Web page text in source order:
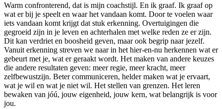
Warm confronterend, dat is mijn coachstijl. En ik graaf. Ik graaf op
wat er bij je speelt en waar het vandaan komt. Door te voelen waar
iets vandaan komt krijgt dat stuk erkenning. Overtuigingen die
gegroeid zijn in je leven en achterhalen met welke reden ze er zijn.
Dit kan verdriet en boosheid geven, maar ook begrip naar jezelf.
Vanuit erkenning streven we naar in het hier-en-nu herkennen wat er
gebeurt met je, wat er geraakt wordt. Het maken van andere keuzes
die andere resultaten geven: meer regie, meer kracht, meer
zelfbewustzijn. Beter communiceren, helder maken wat je ervaart,
wat je wil en wat je niet wil. Het stellen van grenzen. Het leren
bewaken van jóú, jouw eigenheid, jouw kern, wat belangrijk is voor
jou.